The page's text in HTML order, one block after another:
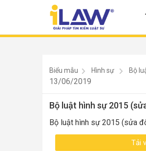
Biểu mẫu Hình sự Bộ
13/06/2019
Bộ luật hình sự 2015
Bộ luật hình sự 2015 (sửa
Tải